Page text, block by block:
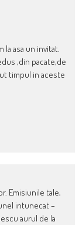
la asa un invitat.
,din pacate,de
timpul in aceste
Emisiunile tale,
intunecat –
aurul de la